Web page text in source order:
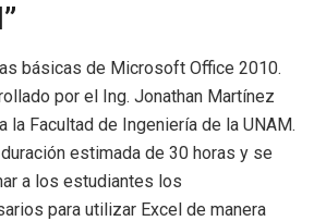
básicas de Microsoft Office 2010.
por el Ing. Jonathan Martínez
la Facultad de Ingeniería de la UNAM.
estimada de 30 horas y se
a los estudiantes los
para utilizar Excel de manera